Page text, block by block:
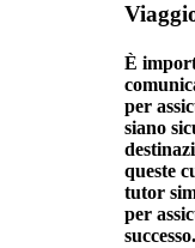
È
per
siano
queste
tutor
per
successo.